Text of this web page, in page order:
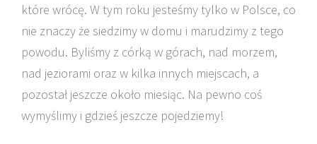
które wrócę. W tym roku jesteśmy tylko w Polsce, co
nie znaczy że siedzimy w domu i marudzimy z tego
powodu. Byliśmy z córką w górach, nad morzem,
nad jeziorami oraz w kilka innych miejscach, a
pozostał jeszcze około miesiąc. Na pewno coś
wymyślimy i gdzieś jeszcze pojedziemy!